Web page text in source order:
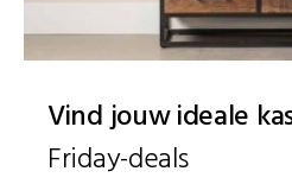
Vind jouw ideale
Friday-deals